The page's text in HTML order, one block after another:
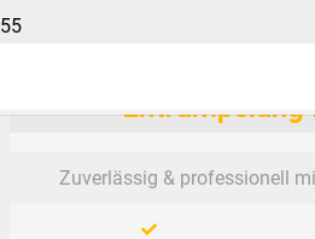
Zuverlässig & professionell